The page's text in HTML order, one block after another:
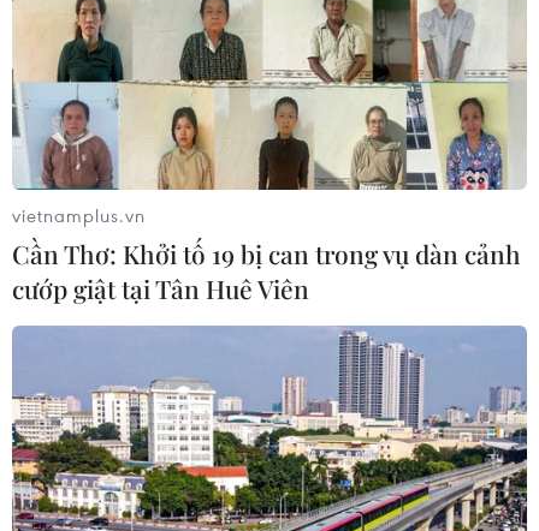
giữ chân du khách
27/01/2021 03:05
Năm 2020, tỉnh Cà Mau đón trên 1,225 triệu lượt khách,
đạt 88% so kế hoạch. Tổng doanh thu từ du lịch đạt
1.958 tỷ đồng, đạt 90,7% so kế hoạch.
vietnamplus.vn
Cần Thơ: Khởi tố 19 bị can trong vụ dàn cảnh
cướp giật tại Tân Huê Viên